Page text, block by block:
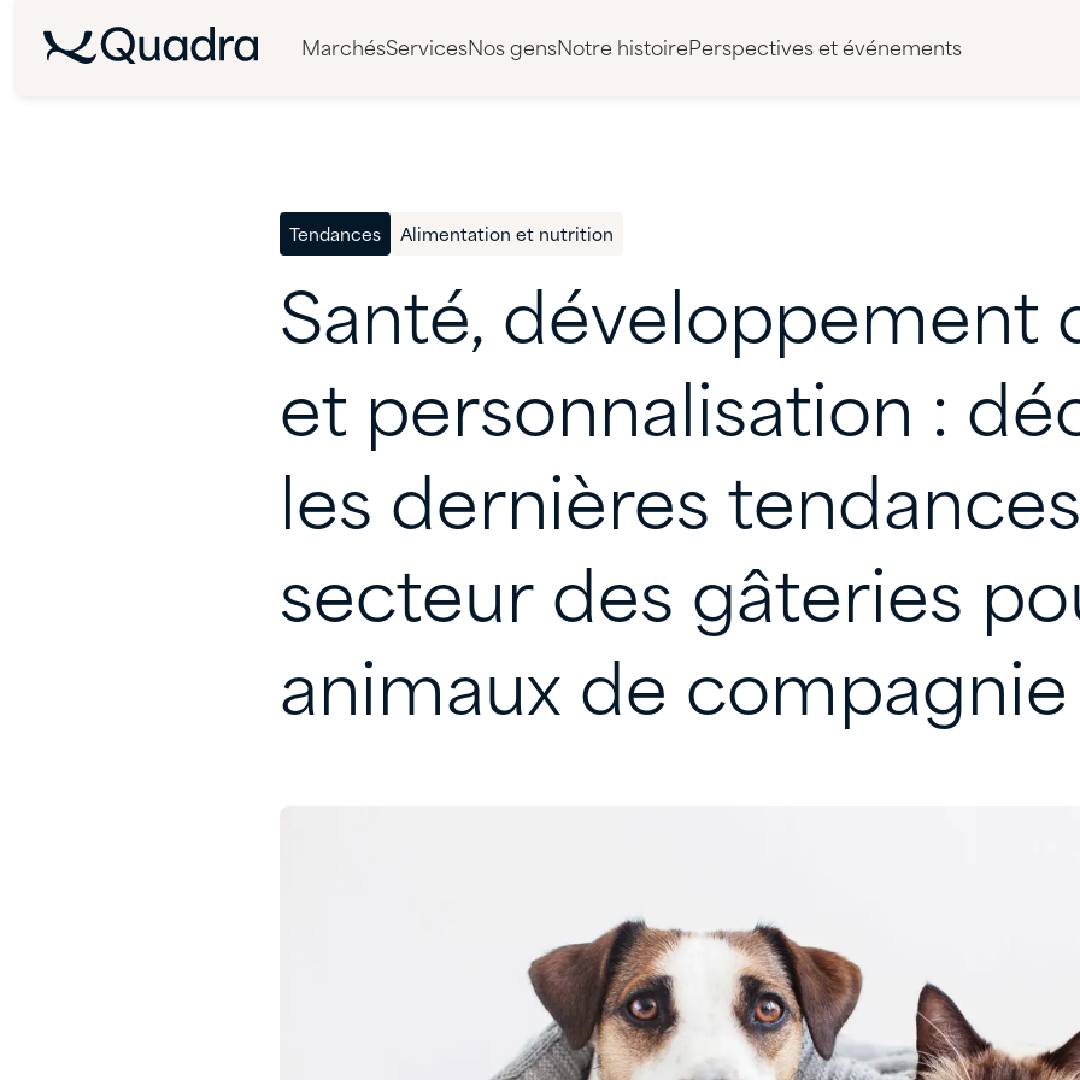
MarchésServicesNos gensNotre histoirePerspectives et événements
Tendances Alimentation et nutrition
Santé, développement
et personnalisation :
les dernières tendances
secteur des gâteries
animaux de compagnie